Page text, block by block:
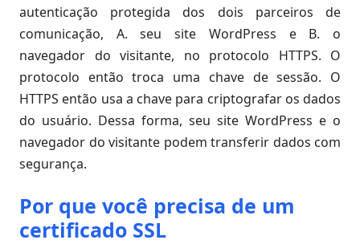
autenticação protegida dos dois parceiros de
comunicação, A. seu site WordPress e B. o
navegador do visitante, no protocolo HTTPS. O
protocolo então troca uma chave de sessão. O
HTTPS então usa a chave para criptografar os dados
do usuário. Dessa forma, seu site WordPress e o
navegador do visitante podem transferir dados com
segurança.
Por que você precisa de um
certificado SSL